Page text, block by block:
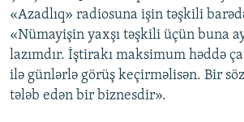
«Azadlıq» radiosuna işin təşkili
«Nümayişin yaxşı təşkili üçün buna
lazımdır. İştirakı maksimum həddə
ilə günlərlə görüş keçirməlisən. Bir
tələb edən bir biznesdir».